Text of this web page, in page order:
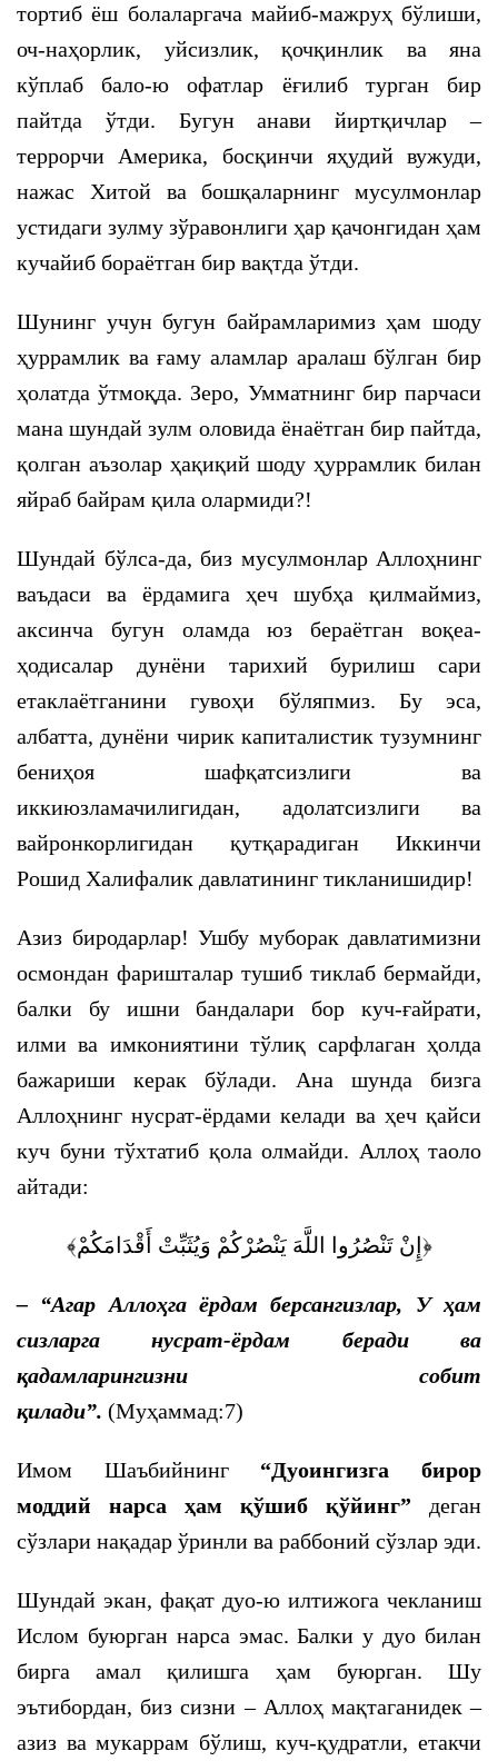
тортиб ёш болаларгача майиб-мажруҳ бўлиши,
оч-наҳорлик, уйсизлик, қочқинлик ва яна
кўплаб бало-ю офатлар ёғилиб турган бир
пайтда ўтди. Бугун анави йиртқичлар –
террорчи Америка, босқинчи яҳудий вужуди,
нажас Хитой ва бошқаларнинг мусулмонлар
устидаги зулму зўравонлиги ҳар қачонгидан ҳам
кучайиб бораётган бир вақтда ўтди.
Шунинг учун бугун байрамларимиз ҳам шоду
ҳуррамлик ва ғаму аламлар аралаш бўлган бир
ҳолатда ўтмоқда. Зеро, Умматнинг бир парчаси
мана шундай зулм оловида ёнаётган бир пайтда,
қолган аъзолар ҳақиқий шоду ҳуррамлик билан
яйраб байрам қила олармиди?!
Шундай бўлса-да, биз мусулмонлар Аллоҳнинг
ваъдаси ва ёрдамига ҳеч шубҳа қилмаймиз,
аксинча бугун оламда юз бераётган воқеа-
ҳодисалар дунёни тарихий бурилиш сари
етаклаётганини гувоҳи бўляпмиз. Бу эса,
албатта, дунёни чирик капиталистик тузумнинг
бениҳоя шафқатсизлиги ва
иккиюзламачилигидан, адолатсизлиги ва
вайронкорлигидан қутқарадиган Иккинчи
Рошид Халифалик давлатининг тикланишидир!
Азиз биродарлар! Ушбу муборак давлатимизни
осмондан фаришталар тушиб тиклаб бермайди,
балки бу ишни бандалари бор куч-ғайрати,
илми ва имкониятини тўлиқ сарфлаган ҳолда
бажариши керак бўлади. Ана шунда бизга
Аллоҳнинг нусрат-ёрдами келади ва ҳеч қайси
куч буни тўхтатиб қола олмайди. Аллоҳ таоло
айтади:
﴿إِنْ تَنْصُرُوا اللَّهَ يَنْصُرْكُمْ وَيُثَبِّتْ أَقْدَامَكُمْ﴾
– “Агар Аллоҳга ёрдам берсангизлар, У ҳам
сизларга нусрат-ёрдам беради ва
қадамларингизни собит
қилади”. (Муҳаммад:7)
Имом Шаъбийнинг “Дуоингизга бирор
моддий нарса ҳам қўшиб қўйинг” деган
сўзлари нақадар ўринли ва раббоний сўзлар эди.
Шундай экан, фақат дуо-ю илтижога чекланиш
Ислом буюрган нарса эмас. Балки у дуо билан
бирга амал қилишга ҳам буюрган. Шу
эътибордан, биз сизни – Аллоҳ мақтаганидек –
азиз ва мукаррам бўлиш, куч-қудратли, етакчи